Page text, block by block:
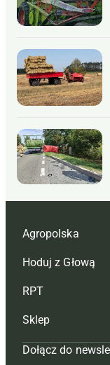
Agropolska
Redakcja
Reklama
Tagi
Mapa serwisu
Hoduj z Głową
Hoduj z głową bydło
Hoduj z głową świnie
Prenumerata
RPT
Redakcja
Prenumerata
Sklep
Czasopisma i
Dołącz do